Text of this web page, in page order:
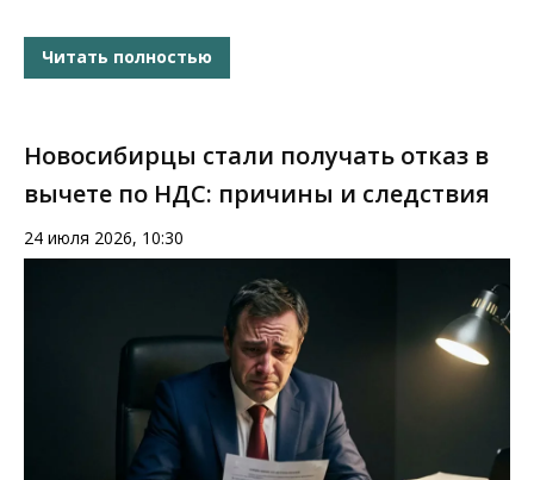
Читать полностью
Новосибирцы стали получать отказ в
вычете по НДС: причины и следствия
24 июля 2026, 10:30